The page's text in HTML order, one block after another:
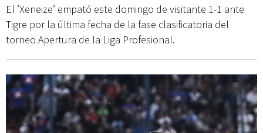
El ’Xeneize’ empató este domingo de visitante 1-1 ante
Tigre por la última fecha de la fase clasificatoria del
torneo Apertura de la Liga Profesional.